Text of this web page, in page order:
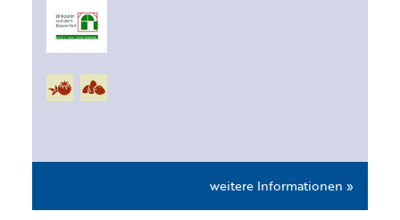
weitere Informationen »